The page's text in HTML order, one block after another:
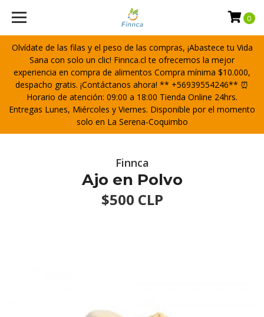
Olvídate de las filas y el peso de las compras, ¡Abastece tu Vida
Sana con solo un clic! Finnca.cl te ofrecemos la mejor
experiencia en compra de alimentos Compra mínima $10.000,
despacho gratis. ¡Contáctanos ahora! ** +56939554246** ⏰
Horario de atención: 09:00 a 18:00 Tienda Online 24hrs.
Entregas Lunes, Miércoles y Viernes. Disponible por el momento
solo en La Serena-Coquimbo
0
Finnca
Ajo en Polvo
$500 CLP